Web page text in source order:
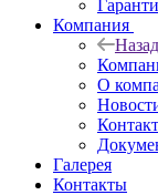
Компания
Назад
О
Галерея
Контакты